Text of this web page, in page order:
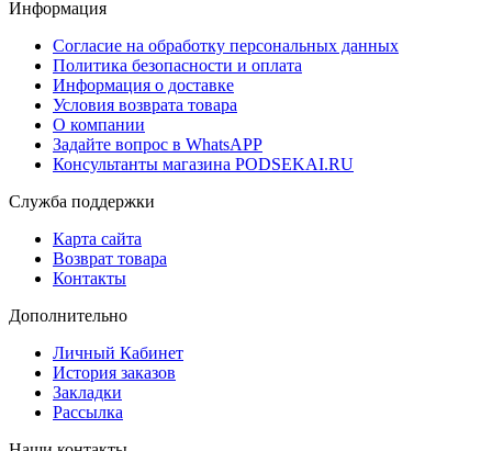
Информация
Согласие на обработку персональных данных
Политика безопасности и оплата
Информация о доставке
Условия возврата товара
О компании
Задайте вопрос в WhatsAPP
Консультанты магазина PODSEKAI.RU
Служба поддержки
Карта сайта
Возврат товара
Контакты
Дополнительно
Личный Кабинет
История заказов
Закладки
Рассылка